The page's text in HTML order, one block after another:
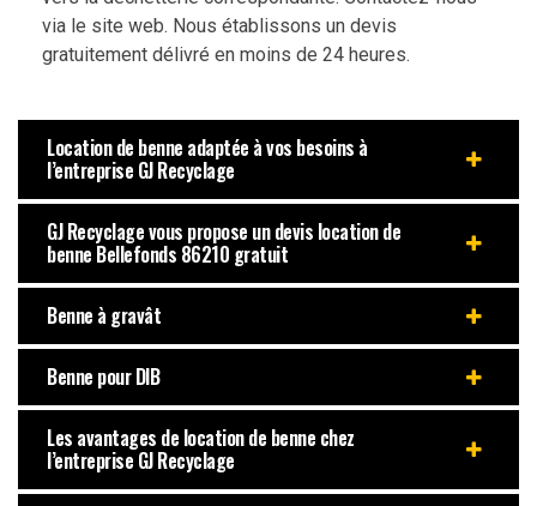
via le site web. Nous établissons un devis
gratuitement délivré en moins de 24 heures.
Location de benne adaptée à vos besoins à
l’entreprise GJ Recyclage
GJ Recyclage vous propose un devis location de
benne Bellefonds 86210 gratuit
Benne à gravât
Benne pour DIB
Les avantages de location de benne chez
l’entreprise GJ Recyclage